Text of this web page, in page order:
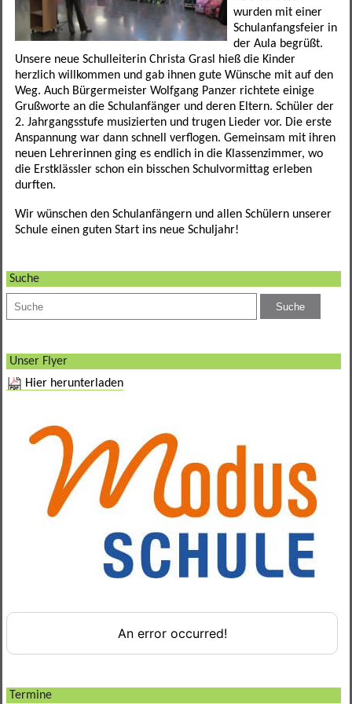
Förderverein
Awo-Hort
Mittagsbetreuung Freiraum
Tagesstätte St. Birgitta
Schulweghelfer
Schulsanitäter
Unser Schulhaus
Elternbeirat
Kollegium
Sekretariat
Verbindungslehrer
Leseförderung
Schulfruchtprogramm
Ergebnisse Projektwoche
SINUS
Informationen
Übertritt
Regelklassen
Ganztagesklassen
Regelklassen
Mögliche Abschlüsse
Speiseplan
Datenschutz
Elternbriefe
Wichtige Links und Adressen
Elternportal Grundschule
Kontaktformular
Schulweg
Impressum
wurden mit einer
Schulanfangsfeier in
der Aula begrüßt.
Unsere neue Schulleiterin Christa Grasl hieß die Kinder
herzlich willkommen und gab ihnen gute Wünsche mit auf den
Weg. Auch Bürgermeister Wolfgang Panzer richtete einige
Grußworte an die Schulanfänger und deren Eltern. Schüler der
2. Jahrgangsstufe musizierten und trugen Lieder vor. Die erste
Anspannung war dann schnell verflogen. Gemeinsam mit ihren
neuen Lehrerinnen ging es endlich in die Klassenzimmer, wo
die Erstklässler schon ein bisschen Schulvormittag erleben
durften.
Wir wünschen den Schulanfängern und allen Schülern unserer
Schule einen guten Start ins neue Schuljahr!
Suche
Unser Flyer
Hier herunterladen
Termine